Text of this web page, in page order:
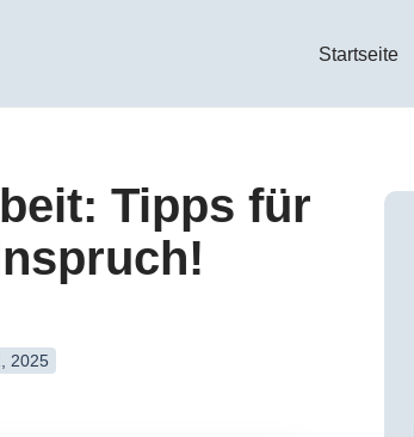
Startseite
Tipps für
2025